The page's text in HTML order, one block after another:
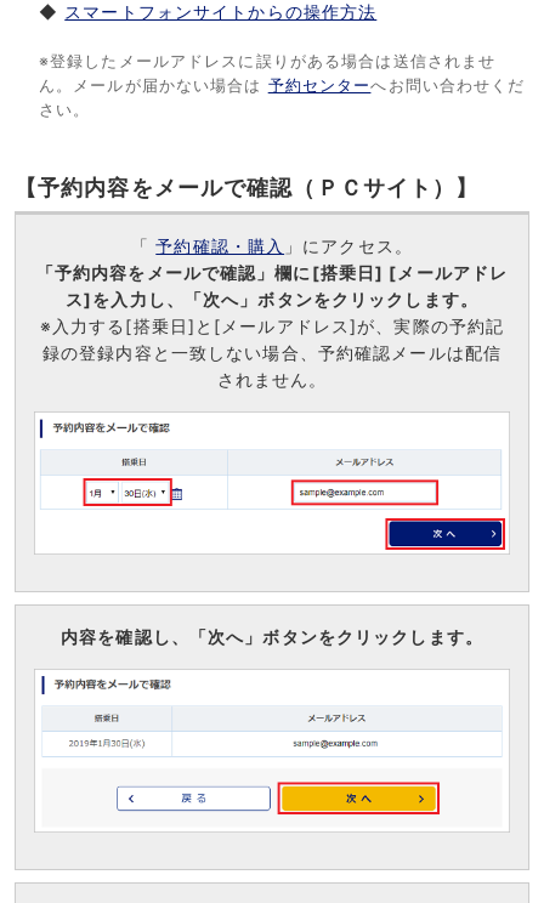
◆ スマートフォンサイトからの操作方法
※登録したメールアドレスに誤りがある場合は送信されませ
ん。メールが届かない場合は 予約センターへお問い合わせくだ
さい。
【予約内容をメールで確認（ＰＣサイト）】
「予約確認・購入 」にアクセス。
「予約内容をメールで確認」欄に[搭乗日] [メールアドレ
ス]を入力し、「次へ」ボタンをクリックします。
※入力する[搭乗日]と[メールアドレス]が、実際の予約記
録の登録内容と一致しない場合、予約確認メールは配信
されません。
内容を確認し、「次へ」ボタンをクリックします。